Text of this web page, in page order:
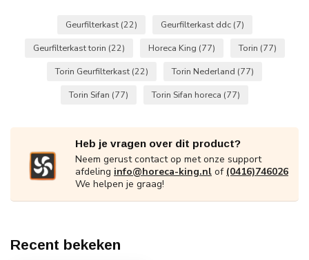
Geurfilterkast (22) Geurfilterkast ddc (7)
Geurfilterkast torin (22) Horeca King (77) Torin (77)
Torin Geurfilterkast (22) Torin Nederland (77)
Torin Sifan (77) Torin Sifan horeca (77)
Heb je vragen over dit product?
Neem gerust contact op met onze support
afdeling info@horeca-king.nl of (0416)746026
We helpen je graag!
Recent bekeken